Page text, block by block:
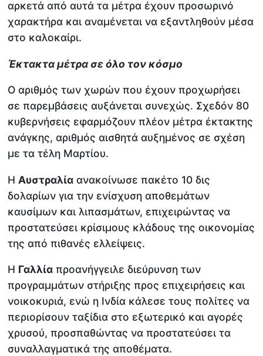
αρκετά από αυτά τα μέτρα έχουν προσωρινό
χαρακτήρα και αναμένεται να εξαντληθούν μέσα
στο καλοκαίρι.
Έκτακτα μέτρα σε όλο τον κόσμο
Ο αριθμός των χωρών που έχουν προχωρήσει
σε παρεμβάσεις αυξάνεται συνεχώς. Σχεδόν 80
κυβερνήσεις εφαρμόζουν πλέον μέτρα έκτακτης
ανάγκης, αριθμός αισθητά αυξημένος σε σχέση
με τα τέλη Μαρτίου.
Η Αυστραλία ανακοίνωσε πακέτο 10 δις
δολαρίων για την ενίσχυση αποθεμάτων
καυσίμων και λιπασμάτων, επιχειρώντας να
προστατεύσει κρίσιμους κλάδους της οικονομίας
της από πιθανές ελλείψεις.
Η Γαλλία προανήγγειλε διεύρυνση των
προγραμμάτων στήριξης προς επιχειρήσεις και
νοικοκυριά, ενώ η Ινδία κάλεσε τους πολίτες να
περιορίσουν ταξίδια στο εξωτερικό και αγορές
χρυσού, προσπαθώντας να προστατεύσει τα
συναλλαγματικά της αποθέματα.